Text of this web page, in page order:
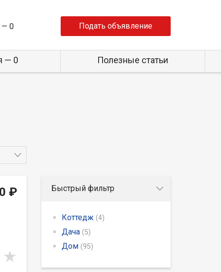
— 0 Подать объявление
— 0 Полезные статьи
₽ Быстрый фильтр
Коттедж (4)
Дача (5)
Дом (95)